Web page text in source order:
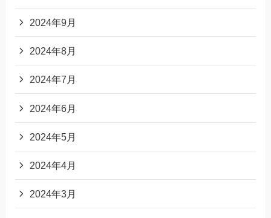
2024年9月
2024年8月
2024年7月
2024年6月
2024年5月
2024年4月
2024年3月